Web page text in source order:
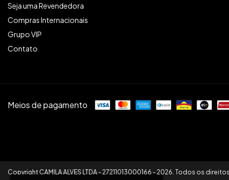
Seja uma Revendedora
Compras Internacionais
Grupo VIP
Contato
Meios de pagamento
Copyright CAMILA ALVES LTDA - 27211013000166 - 2026. Todos os